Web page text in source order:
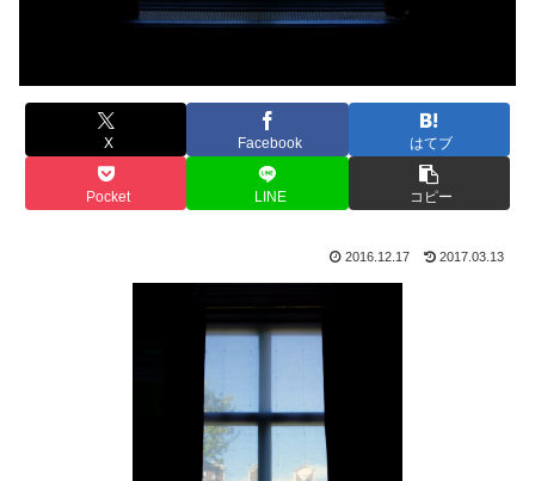
X Facebook はてブ
Pocket LINE コピー
2016.12.17 2017.03.13